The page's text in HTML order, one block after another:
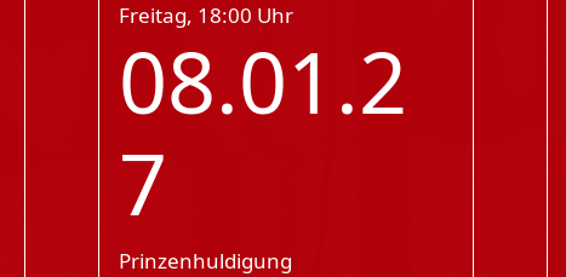
Freitag, 18:00 Uhr
08.01.2
7
Prinzenhuldigung